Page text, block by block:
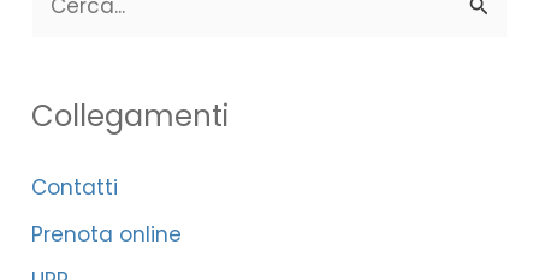
c
a
Collegamenti
Contatti
Prenota online